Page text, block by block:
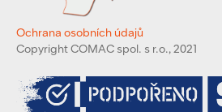
Ochrana osobních údajů
Copyright COMAC spol. s r.o., 2021